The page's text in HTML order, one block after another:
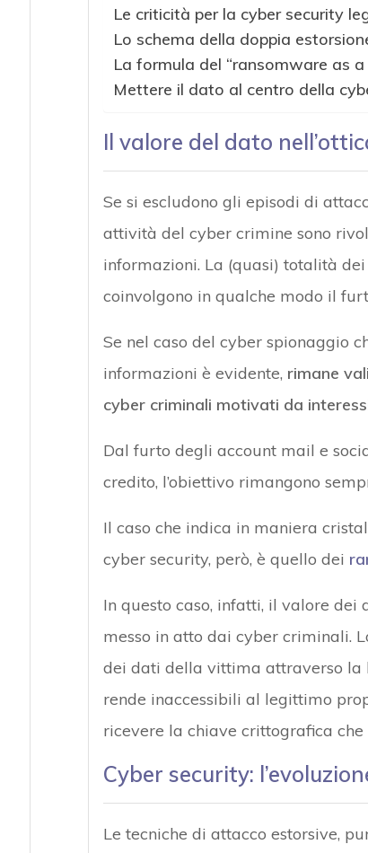
Le criticità per la cyber security
Lo schema della doppia
La formula del “ransomware as a
Mettere il dato al centro della
Il valore del dato
Se si escludono gli episodi di
attività del cyber crimine sono
informazioni. La (quasi) totalità
coinvolgono in qualche modo il
Se nel caso del cyber spionaggio
informazioni è evidente, rimane
cyber criminali motivati da
Dal furto degli account mail e
credito, l’obiettivo rimangono
Il caso che indica in maniera
cyber security, però, è quello dei
In questo caso, infatti, il valore dei
messo in atto dai cyber criminali.
dei dati della vittima attraverso
rende inaccessibili al legittimo
ricevere la chiave crittografica che
Cyber security:
Le tecniche di attacco estorsive,